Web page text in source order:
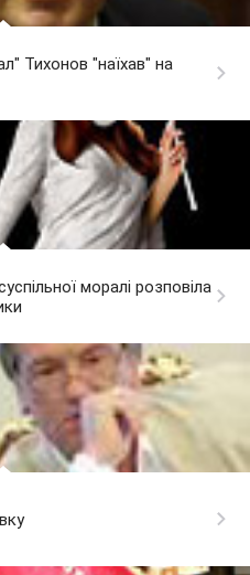
Тихонов "наїхав" на
моралі розповіла